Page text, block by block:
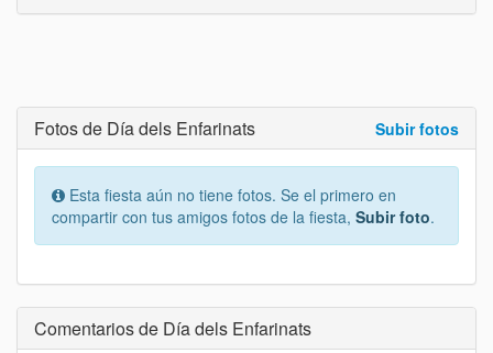
Subir fotos
Fotos de Día dels Enfarinats
Esta fiesta aún no tiene fotos. Se el primero en
compartir con tus amigos fotos de la fiesta, Subir foto.
Comentarios de Día dels Enfarinats